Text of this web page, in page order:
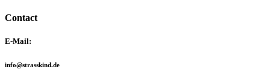
Contact
E-Mail:
info@strasskind.de